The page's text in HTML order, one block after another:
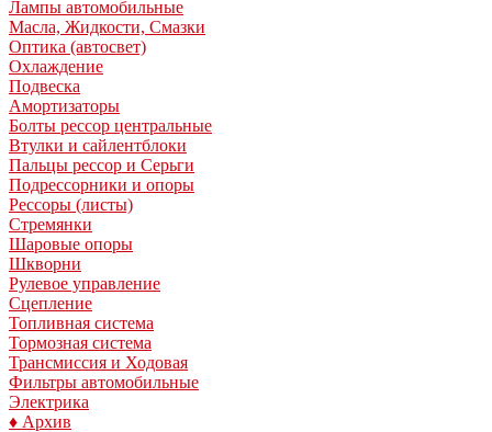
Лампы автомобильные
Масла, Жидкости, Смазки
Оптика (автосвет)
Охлаждение
Подвеска
Амортизаторы
Болты рессор центральные
Втулки и сайлентблоки
Пальцы рессор и Серьги
Подрессорники и опоры
Рессоры (листы)
Стремянки
Шаровые опоры
Шкворни
Рулевое управление
Сцепление
Топливная система
Тормозная система
Трансмиссия и Ходовая
Фильтры автомобильные
Электрика
♦ Архив